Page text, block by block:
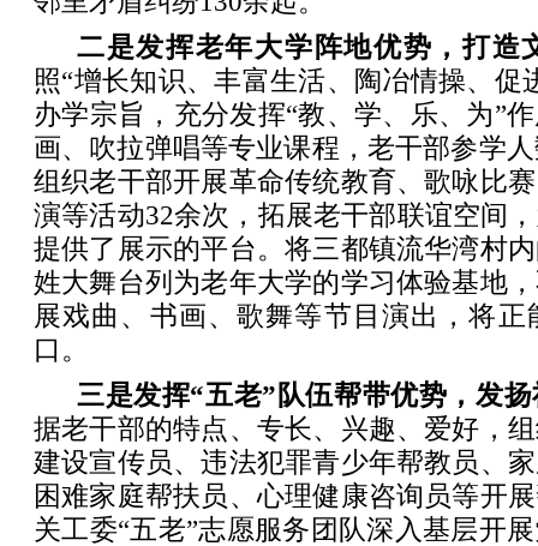
二是发挥老年大学阵地优势，打造
照“增长知识、丰富生活、陶冶情操、促
办学宗旨，充分发挥“教、学、乐、为”
画、吹拉弹唱等专业课程，老干部参学
组织老干部开展革命传统教育、歌咏比
演等活动32余次，拓展老干部联谊空间
提供了展示的平台。将三都镇流华湾村
姓大舞台列为老年大学的学习体验基地
展戏曲、书画、歌舞等节目演出，将
口。
三是发挥“五老”队伍帮带优势，发
据老干部的特点、专长、兴趣、爱好，
建设宣传员、违法犯罪青少年帮教员、
困难家庭帮扶员、心理健康咨询员等开
关工委“五老”志愿服务团队深入基层开